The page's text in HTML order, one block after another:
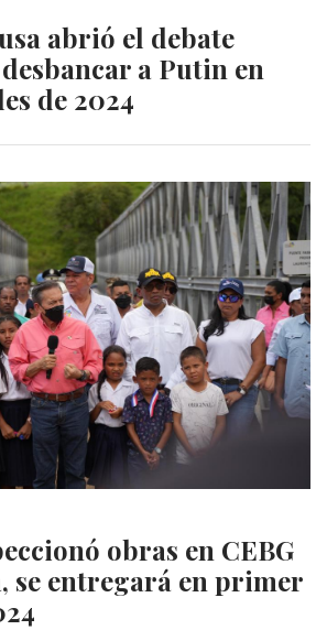
abrió el debate
a Putin en
de 2024
obras en CEBG
se entregará en primer